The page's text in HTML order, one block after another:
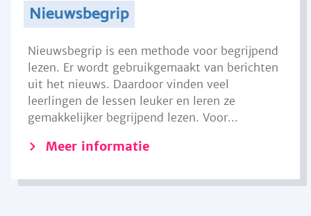
Nieuwsbegrip
Nieuwsbegrip is een methode voor begrijpend
lezen. Er wordt gebruikgemaakt van berichten
uit het nieuws. Daardoor vinden veel
leerlingen de lessen leuker en leren ze
gemakkelijker begrijpend lezen. Voor...
Meer informatie